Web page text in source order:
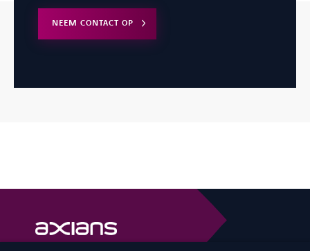
NEEM CONTACT OP